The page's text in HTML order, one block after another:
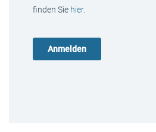
finden Sie hier.